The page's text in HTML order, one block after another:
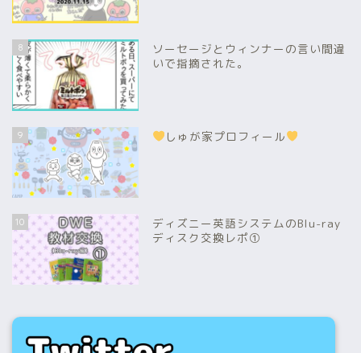
8
ソーセージとウィンナーの言い間違
いで指摘された。
9 しゅが家プロフィール
10
ディズニー英語システムのBlu-ray
ディスク交換レポ①